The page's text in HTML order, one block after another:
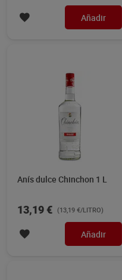
Añadir
Anís dulce Chinchon 1 L
13,19 € (13,19 €/LITRO)
Añadir